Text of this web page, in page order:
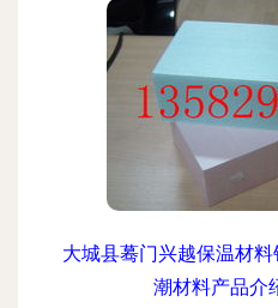
大城县蓦门兴越保温材
潮材料产品介